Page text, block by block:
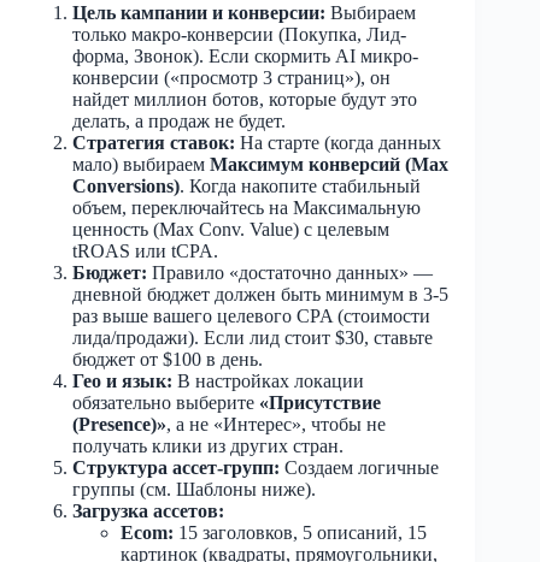
Цель кампании и конверсии: Выбираем
только макро-конверсии (Покупка, Лид-
форма, Звонок). Если скормить AI микро-
конверсии («просмотр 3 страниц»), он
найдет миллион ботов, которые будут это
делать, а продаж не будет.
Стратегия ставок: На старте (когда данных
мало) выбираем Максимум конверсий (Max
Conversions). Когда накопите стабильный
объем, переключайтесь на Максимальную
ценность (Max Conv. Value) с целевым
tROAS или tCPA.
Бюджет: Правило «достаточно данных» —
дневной бюджет должен быть минимум в 3-5
раз выше вашего целевого CPA (стоимости
лида/продажи). Если лид стоит $30, ставьте
бюджет от $100 в день.
Гео и язык: В настройках локации
обязательно выберите «Присутствие
(Presence)», а не «Интерес», чтобы не
получать клики из других стран.
Структура ассет-групп: Создаем логичные
группы (см. Шаблоны ниже).
Загрузка ассетов:
Ecom: 15 заголовков, 5 описаний, 15
картинок (квадраты, прямоугольники,